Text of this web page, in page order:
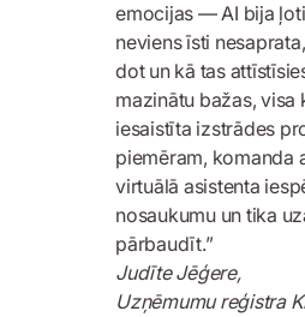
emocijas — AI bija
neviens īsti
dot un kā tas
mazinātu bažas, visa
iesaistīta izstrādes
piemēram, komanda
virtuālā asistenta
nosaukumu un tika
pārbaudīt.”
Judīte Jēģere,
Uzņēmumu reģistra